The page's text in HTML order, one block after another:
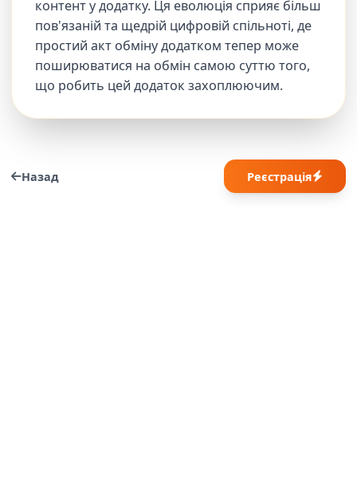
контент у додатку. Ця еволюція сприяє більш
пов'язаній та щедрій цифровій спільноті, де
простий акт обміну додатком тепер може
поширюватися на обмін самою суттю того,
що робить цей додаток захоплюючим.
Назад Реєстрація